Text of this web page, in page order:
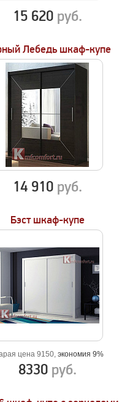
15 620 руб.
Лебедь шкаф-купе
14 910 руб.
Бэст шкаф-купе
цена 9150, экономия 9%
8330 руб.